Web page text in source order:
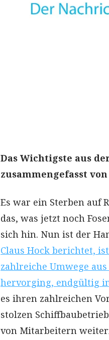
Das Wichtigste aus
zusammengefasst
Es war ein Sterben auf
das, was jetzt noch
sich hin. Nun ist der
Claus Hock berichtet,
zahlreiche Umwege
hervorging, endgültig
es ihren zahlreichen
stolzen
von Mitarbeitern